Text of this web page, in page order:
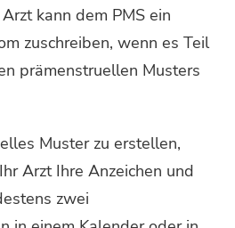
kann dem PMS ein
zuschreiben, wenn es Teil
prämenstruellen Musters
Muster zu erstellen,
Arzt Ihre Anzeichen und
zwei